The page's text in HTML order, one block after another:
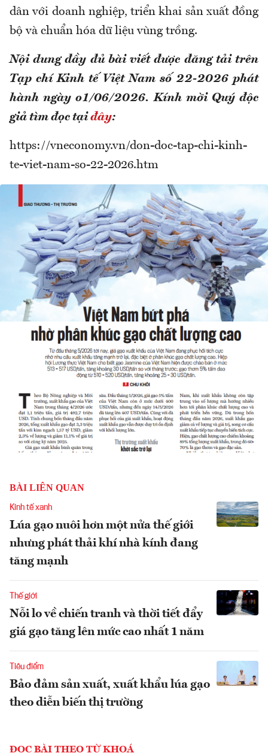
dân với doanh nghiệp, triển khai sản xuất đồng
bộ và chuẩn hóa dữ liệu vùng trồng.
Nội dung đầy đủ bài viết được đăng tải trên
Tạp chí Kinh tế Việt Nam số 22-2026 phát
hành ngày o1/06/2026. Kính mời Quý độc
giả tìm đọc tại đây:
https://vneconomy.vn/don-doc-tap-chi-kinh-
te-viet-nam-so-22-2026.htm
BÀI LIÊN QUAN
Kinh tế xanh
Lúa gạo nuôi hơn một nửa thế giới
nhưng phát thải khí nhà kính đang
tăng mạnh
Thế giới
Nỗi lo về chiến tranh và thời tiết đẩy
giá gạo tăng lên mức cao nhất 1 năm
Tiêu điểm
Bảo đảm sản xuất, xuất khẩu lúa gạo
theo diễn biến thị trường
ĐỌC BÀI THEO TỪ KHOÁ